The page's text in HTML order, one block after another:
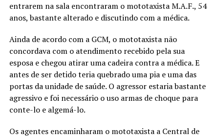
entrarem na sala encontraram o mototaxista M.A.F., 54
anos, bastante alterado e discutindo com a médica.
Ainda de acordo com a GCM, o mototaxista não
concordava com o atendimento recebido pela sua
esposa e chegou atirar uma cadeira contra a médica. E
antes de ser detido teria quebrado uma pia e uma das
portas da unidade de saúde. O agressor estaria bastante
agressivo e foi necessário o uso armas de choque para
conte-lo e algemá-lo.
Os agentes encaminharam o mototaxista a Central de